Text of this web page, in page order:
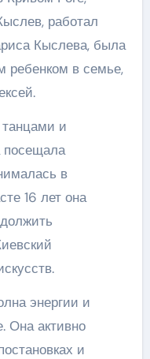
работал
Кыслева, была
ребенком в семье,
и
посещала
в
16 лет она
энергии и
Она активно
и